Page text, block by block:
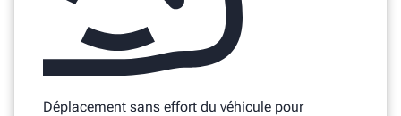
Déplacement sans effort du véhicule pour